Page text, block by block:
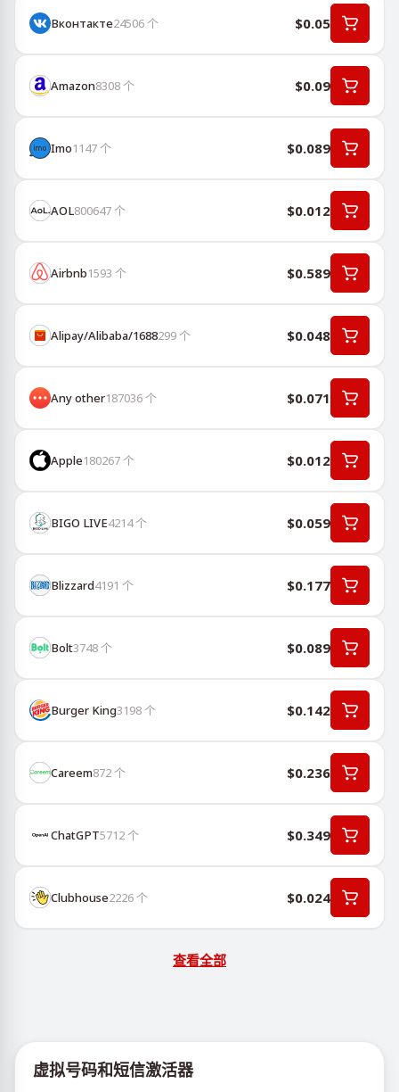
Вконтакте24506个 $0.05
Amazon8308个 $0.09
Imo1147个 $0.089
AOL800647个 $0.012
Airbnb1593 个 $0.589
Alipay/Alibaba/1688299个 $0.048
Any other187036个 $0.071
Apple180267个 $0.012
BIGO LIVE4214个 $0.059
Blizzard4191 个 $0.177
Bolt3748个 $0.089
Burger King3198个 $0.142
Careem872个 $0.236
ChatGPT5712个 $0.349
Clubhouse2226个 $0.024
查看全部
虚拟号码和短信激活器